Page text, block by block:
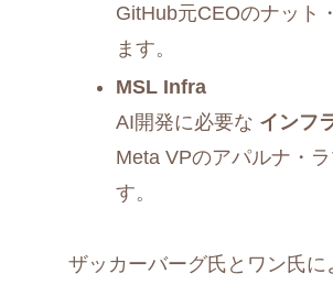
GitHub元CEOのナット
ます。
MSL Infra
AI開発に必要な インフ
Meta VPのアパルナ・
す。
ザッカーバーグ氏とワン氏に